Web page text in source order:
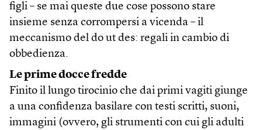
figli – se mai queste due cose possono stare
insieme senza corrompersi a vicenda – il
meccanismo del do ut des: regali in cambio di
obbedienza.
Le prime docce fredde
Finito il lungo tirocinio che dai primi vagiti giunge
a una confidenza basilare con testi scritti, suoni,
immagini (ovvero, gli strumenti con cui gli adulti